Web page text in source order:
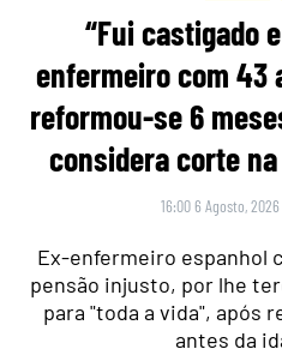
“Fui castigado
enfermeiro com 43
reformou-se 6
considera corte
16:00 6 Agosto, 2026
Ex-enfermeiro espanhol
pensão injusto, por lhe
para "toda a vida", após
antes da